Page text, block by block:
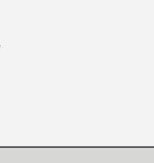
[Mo5] Deux inédits du
[GK] Le beat'em up The